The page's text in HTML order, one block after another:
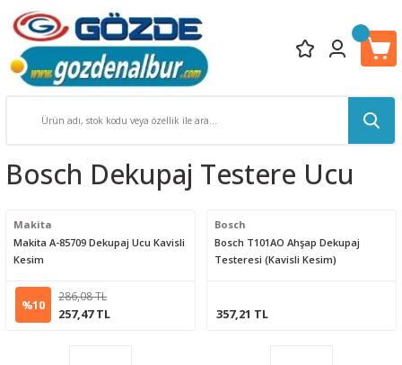
Bosch Dekupaj Testere Ucu
Makita
Makita A-85709 Dekupaj Ucu Kavisli
Kesim
%10
286,08 TL
257,47 TL
Bosch
Bosch T101AO Ahşap Dekupaj
Testeresi (Kavisli Kesim)
357,21 TL